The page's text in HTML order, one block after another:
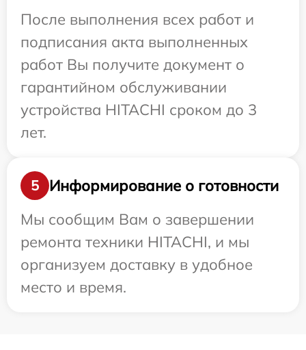
После выполнения всех работ и
подписания акта выполненных
работ Вы получите документ о
гарантийном обслуживании
устройства HITACHI сроком до 3
лет.
5
Информирование о готовности
Мы сообщим Вам о завершении
ремонта техники HITACHI, и мы
организуем доставку в удобное
место и время.